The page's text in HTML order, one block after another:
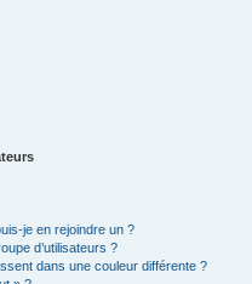
je en rejoindre un ?
d’utilisateurs ?
dans une couleur différente ?